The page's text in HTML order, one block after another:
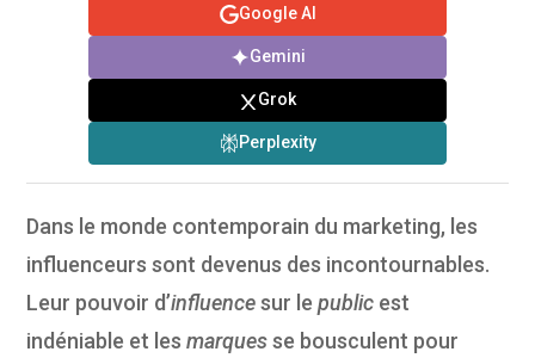
Google AI
Gemini
Grok
Perplexity
Dans le monde contemporain du marketing, les
influenceurs sont devenus des incontournables.
Leur pouvoir d’influencesur lepublic est
indéniable et lesmarquesse bousculent pour